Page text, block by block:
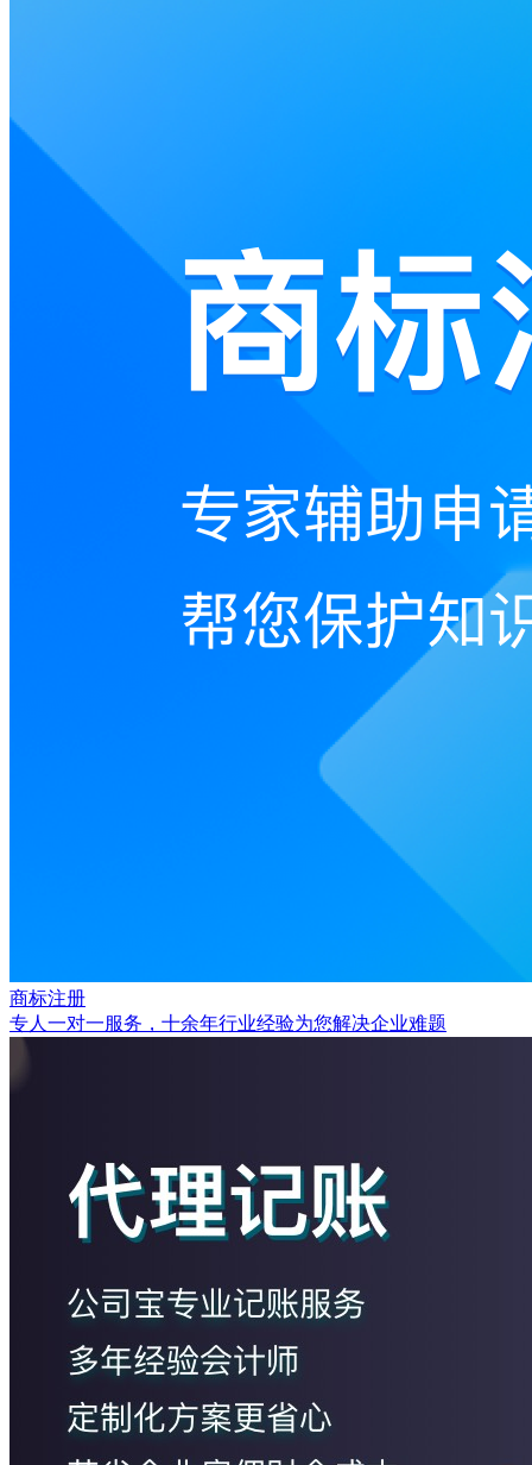
商标注册
专人一对一服务，十余年行业经验为您解决企业难题